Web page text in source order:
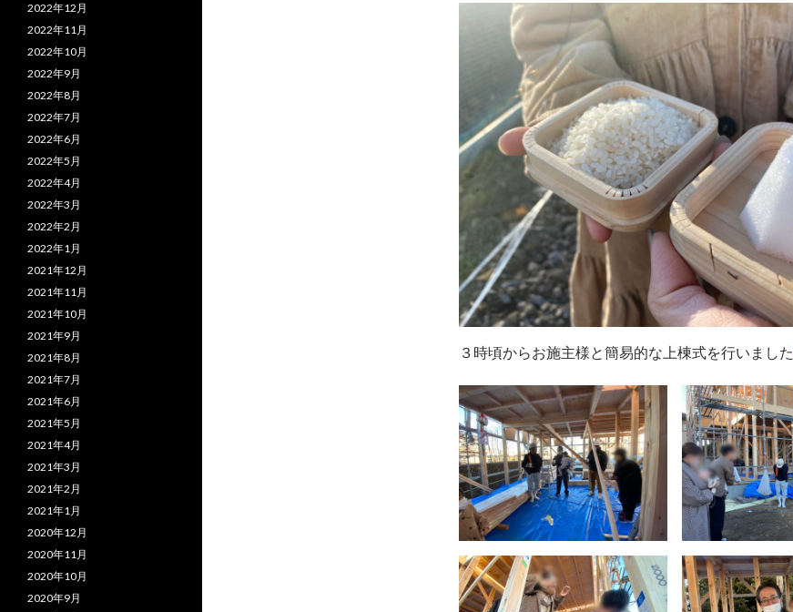
３時頃からお施主様と簡易的な上棟式を行いました
2022年12月
2022年11月
2022年10月
2022年9月
2022年8月
2022年7月
2022年6月
2022年5月
2022年4月
2022年3月
2022年2月
2022年1月
2021年12月
2021年11月
2021年10月
2021年9月
2021年8月
2021年7月
2021年6月
2021年5月
2021年4月
2021年3月
2021年2月
2021年1月
2020年12月
2020年11月
2020年10月
2020年9月